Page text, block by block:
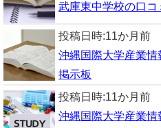
武庫東中学校の口コ
投稿日時:11か月前
沖縄国際大学産業情
掲示板
投稿日時:11か月前
沖縄国際大学産業